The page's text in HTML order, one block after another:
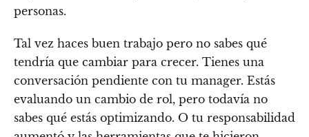
personas.
Tal vez haces buen trabajo pero no sabes qué
tendría que cambiar para crecer. Tienes una
conversación pendiente con tu manager. Estás
evaluando un cambio de rol, pero todavía no
sabes qué estás optimizando. O tu responsabilidad